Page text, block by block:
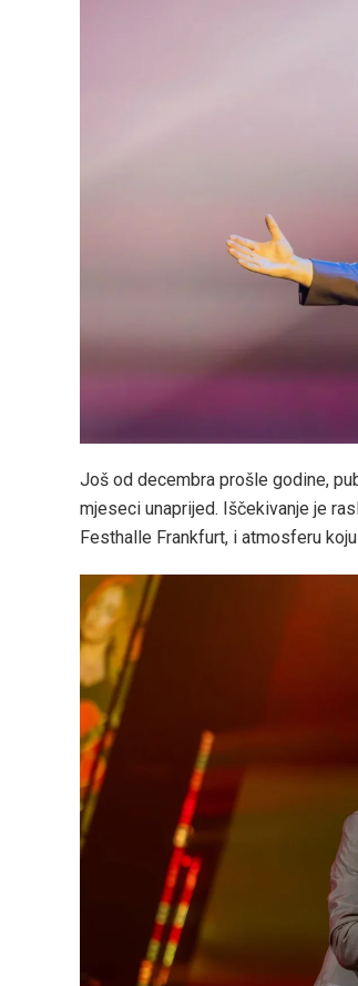
Još od decembra prošle godine,
mjeseci unaprijed. Iščekivanje je
Festhalle Frankfurt, i atmosferu